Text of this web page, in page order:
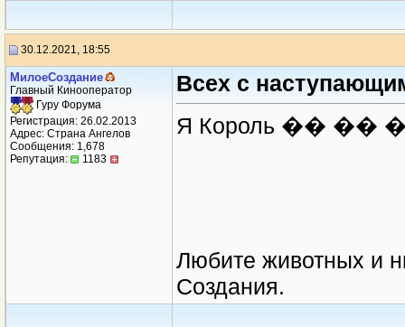
30.12.2021, 18:55
МилоеСоздание
Главный Кинооператор
Гуру Форума
Регистрация: 26.02.2013
Адрес: Страна Ангелов
Сообщения: 1,678
Репутация:
1183
Всех с
Я Король ��
Любите животных и
Создания.